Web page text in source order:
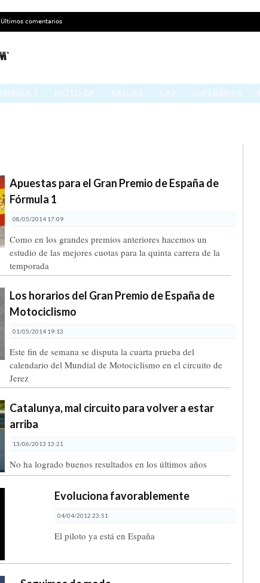
Últimos comentarios
Apuestas para el Gran Premio de España de
Fórmula 1
08/05/2014 17:09
Como en los grandes premios anteriores hacemos un
estudio de las mejores cuotas para la quinta carrera de la
temporada
Los horarios del Gran Premio de España de
Motociclismo
01/05/2014 19:13
Este fin de semana se disputa la cuarta prueba del
calendario del Mundial de Motociclismo en el circuito de
Jerez
Catalunya, mal circuito para volver a estar
arriba
13/06/2013 13:21
No ha logrado buenos resultados en los últimos años
Evoluciona favorablemente
04/04/2012 23:51
El piloto ya está en España